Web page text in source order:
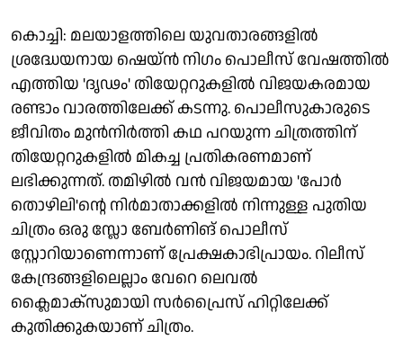
കൊച്ചി: മലയാളത്തിലെ യുവതാരങ്ങളിൽ
ശ്രദ്ധേയനായ ഷെയ്ൻ നിഗം പൊലീസ് വേഷത്തിൽ
എത്തിയ 'ദൃഢം' തിയേറ്ററുകളിൽ വിജയകരമായ
രണ്ടാം വാരത്തിലേക്ക് കടന്നു. പൊലീസുകാരുടെ
ജീവിതം മുൻനിർത്തി കഥ പറയുന്ന ചിത്രത്തിന്
തിയേറ്ററുകളിൽ മികച്ച പ്രതികരണമാണ്
ലഭിക്കുന്നത്. തമിഴിൽ വൻ വിജയമായ 'പോർ
തൊഴിലി'ന്റെ നിർമാതാക്കളിൽ നിന്നുള്ള പുതിയ
ചിത്രം ഒരു സ്ലോ ബേർണിങ് പൊലീസ്
സ്റ്റോറിയാണെന്നാണ് പ്രേക്ഷകാഭിപ്രായം. റിലീസ്
കേന്ദ്രങ്ങളിലെല്ലാം വേറെ ലെവൽ
ക്ലൈമാക്സുമായി സർപ്രൈസ് ഹിറ്റിലേക്ക്
കുതിക്കുകയാണ് ചിത്രം.